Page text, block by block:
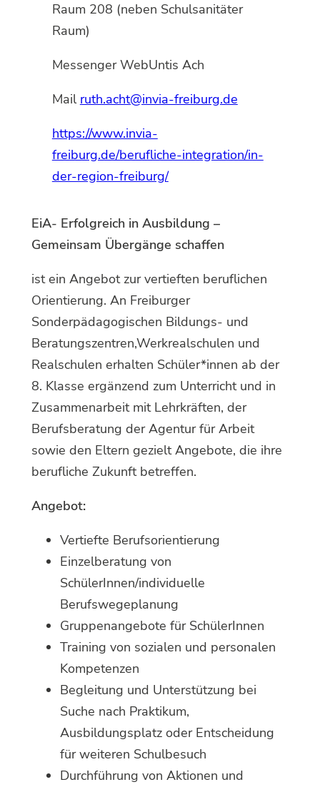
Raum 208 (neben Schulsanitäter
Raum)
Messenger WebUntis Ach
Mail ruth.acht@invia-freiburg.de
https://www.invia-
freiburg.de/berufliche-integration/in-
der-region-freiburg/
EiA- Erfolgreich in Ausbildung –
Gemeinsam Übergänge schaffen
ist ein Angebot zur vertieften beruflichen
Orientierung. An Freiburger
Sonderpädagogischen Bildungs- und
Beratungszentren,Werkrealschulen und
Realschulen erhalten Schüler*innen ab der
8. Klasse ergänzend zum Unterricht und in
Zusammenarbeit mit Lehrkräften, der
Berufsberatung der Agentur für Arbeit
sowie den Eltern gezielt Angebote, die ihre
berufliche Zukunft betreffen.
Angebot:
Vertiefte Berufsorientierung
Einzelberatung von
SchülerInnen/individuelle
Berufswegeplanung
Gruppenangebote für SchülerInnen
Training von sozialen und personalen
Kompetenzen
Begleitung und Unterstützung bei
Suche nach Praktikum,
Ausbildungsplatz oder Entscheidung
für weiteren Schulbesuch
Durchführung von Aktionen und